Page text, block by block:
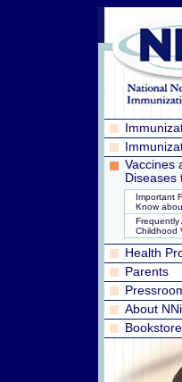
Vaccines
Diseases
Important
Know
Frequently
Childhood
Health
Parents
About
Bookstore